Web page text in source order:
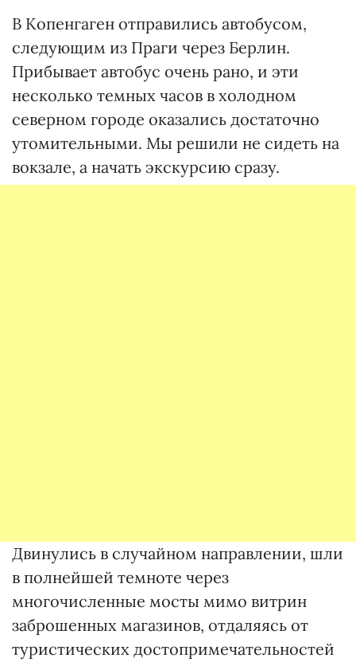
В Копенгаген отправились автобусом,
следующим из Праги через Берлин.
Прибывает автобус очень рано, и эти
несколько темных часов в холодном
северном городе оказались достаточно
утомительными. Мы решили не сидеть на
вокзале, а начать экскурсию сразу.
Двинулись в случайном направлении, шли
в полнейшей темноте через
многочисленные мосты мимо витрин
заброшенных магазинов, отдаляясь от
туристических достопримечательностей